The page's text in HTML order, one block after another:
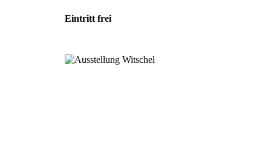
Eintritt frei